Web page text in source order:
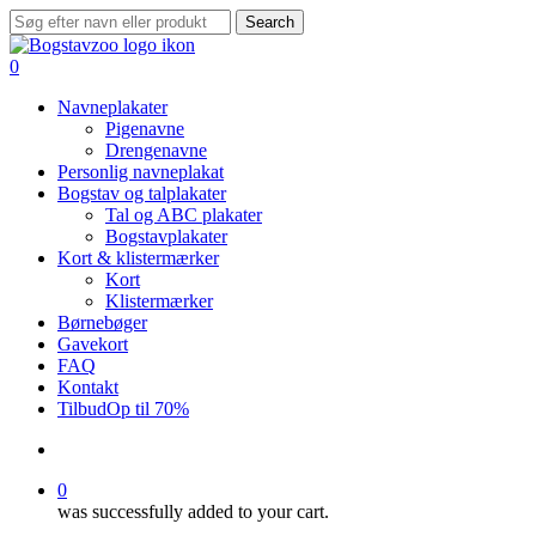
Skip
to
main
Search
Close
Search
search
0
Navneplakater
Pigenavne
Drengenavne
Personlig navneplakat
Bogstav og talplakater
Tal og ABC plakater
Bogstavplakater
Kort & klistermærker
Kort
Klistermærker
Børnebøger
Gavekort
FAQ
Kontakt
TilbudOp til 70%
0
was successfully added to your cart.